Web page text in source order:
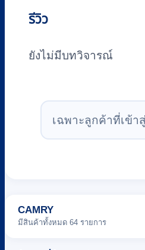
รีวิว
ยังไม่มีบทวิจารณ์
เฉพาะลูกค้าที่เข้
CAMRY
มีสินค้าทั้งหมด 64 รายการ